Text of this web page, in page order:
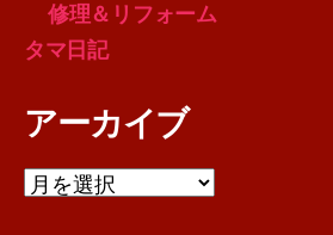
修理＆リフォーム
タマ日記
アーカイブ
ア